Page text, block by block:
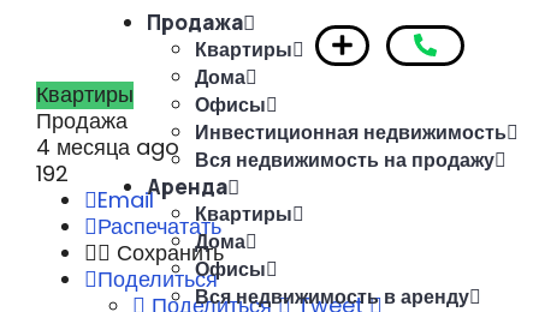
Продажа
Квартиры
Дома
Офисы
Инвестиционная недвижимость
Вся недвижимость на продажу
Аренда
Квартиры
Дома
Офисы
Вся недвижимость в аренду
Квартиры
Продажа
4 месяца ago
192
Email
Распечатать
Сохранить
Поделиться
Поделиться
Tweet